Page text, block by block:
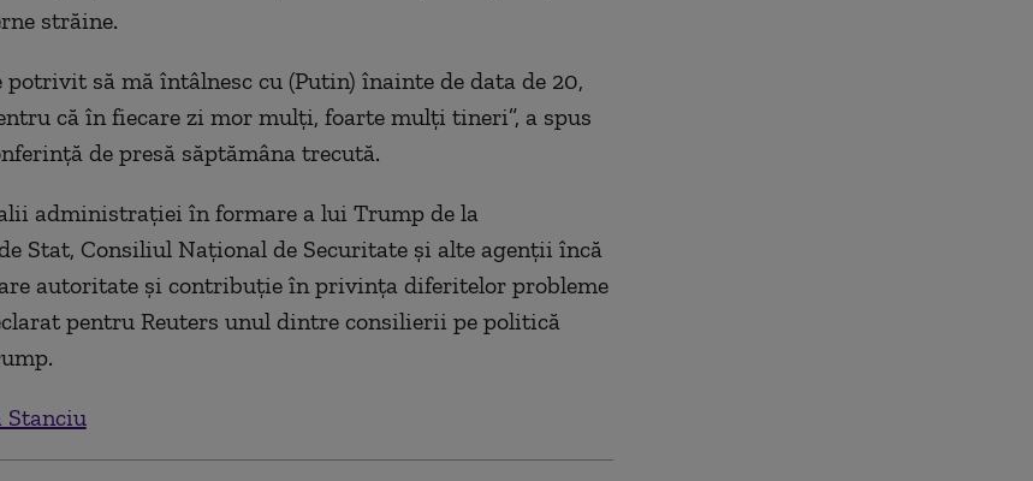
străine.
potrivit să mă întâlnesc cu (Putin) înainte de data de 20,
că în fiecare zi mor mulți, foarte mulți tineri”, a spus
de presă săptămâna trecută.
administrației în formare a lui Trump de la
Stat, Consiliul Național de Securitate și alte agenții încă
autoritate și contribuție în privința diferitelor probleme
pentru Reuters unul dintre consilierii pe politică
Stanciu